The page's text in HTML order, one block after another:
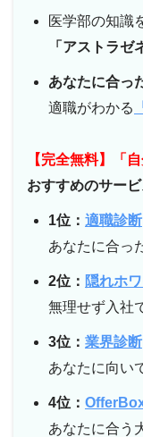
医学部の知識
「アストラゼ
あなたに合っ
適職がわかる
【完全無料】「
おすすめのサー
1位： 適職診断
あなたに合っ
2位： 隠れホ
無理せず入社
3位： 業界診断
あなたに向い
4位：
あなたに合う